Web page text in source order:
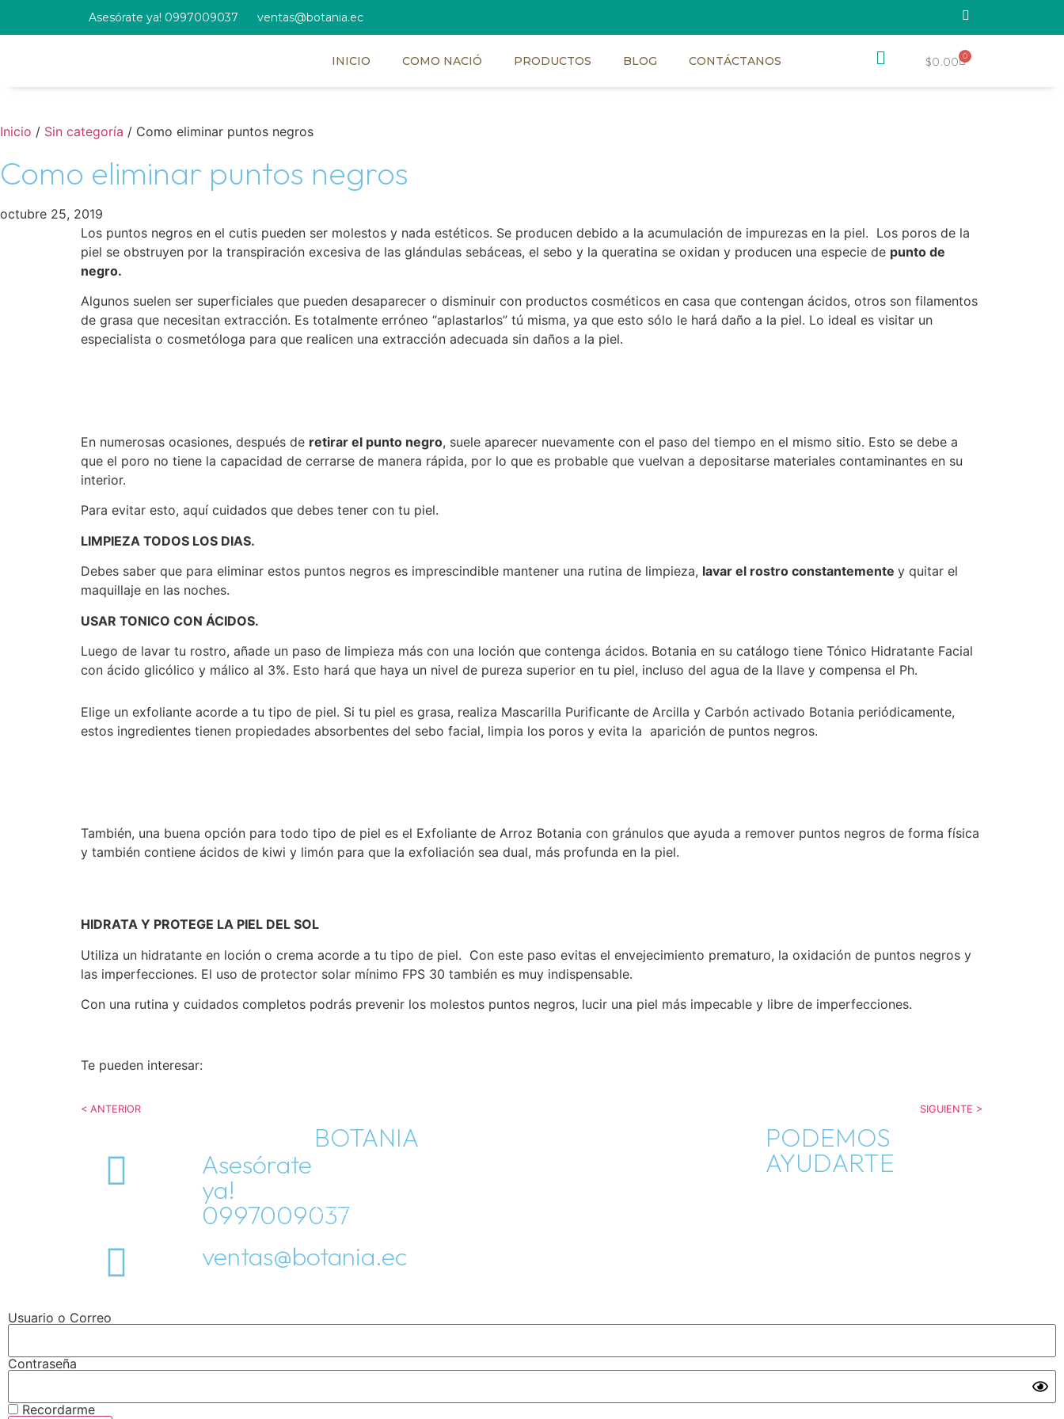
Asesórate ya! 0997009037 ventas@botania.ec
INICIO COMO NACIÓ PRODUCTOS BLOG CONTÁCTANOS $0.00 0
Inicio / Sin categoría / Como eliminar puntos negros
Como eliminar puntos negros
octubre 25, 2019
Los puntos negros en el cutis pueden ser molestos y nada estéticos. Se producen debido a la acumulación de impurezas en la piel. Los poros de la
piel se obstruyen por la transpiración excesiva de las glándulas sebáceas, el sebo y la queratina se oxidan y producen una especie de punto de
negro.
Algunos suelen ser superficiales que pueden desaparecer o disminuir con productos cosméticos en casa que contengan ácidos, otros son filamentos
de grasa que necesitan extracción. Es totalmente erróneo “aplastarlos” tú misma, ya que esto sólo le hará daño a la piel. Lo ideal es visitar un
especialista o cosmetóloga para que realicen una extracción adecuada sin daños a la piel.
En numerosas ocasiones, después de retirar el punto negro, suele aparecer nuevamente con el paso del tiempo en el mismo sitio. Esto se debe a
que el poro no tiene la capacidad de cerrarse de manera rápida, por lo que es probable que vuelvan a depositarse materiales contaminantes en su
interior.
Para evitar esto, aquí cuidados que debes tener con tu piel.
LIMPIEZA TODOS LOS DIAS.
Debes saber que para eliminar estos puntos negros es imprescindible mantener una rutina de limpieza, lavar el rostro constantemente y quitar el
maquillaje en las noches.
USAR TONICO CON ÁCIDOS.
Luego de lavar tu rostro, añade un paso de limpieza más con una loción que contenga ácidos. Botania en su catálogo tiene Tónico Hidratante Facial
con ácido glicólico y málico al 3%. Esto hará que haya un nivel de pureza superior en tu piel, incluso del agua de la llave y compensa el Ph.
Elige un exfoliante acorde a tu tipo de piel. Si tu piel es grasa, realiza Mascarilla Purificante de Arcilla y Carbón activado Botania periódicamente,
estos ingredientes tienen propiedades absorbentes del sebo facial, limpia los poros y evita la aparición de puntos negros.
También, una buena opción para todo tipo de piel es el Exfoliante de Arroz Botania con gránulos que ayuda a remover puntos negros de forma física
y también contiene ácidos de kiwi y limón para que la exfoliación sea dual, más profunda en la piel.
HIDRATA Y PROTEGE LA PIEL DEL SOL
Utiliza un hidratante en loción o crema acorde a tu tipo de piel. Con este paso evitas el envejecimiento prematuro, la oxidación de puntos negros y
las imperfecciones. El uso de protector solar mínimo FPS 30 también es muy indispensable.
Con una rutina y cuidados completos podrás prevenir los molestos puntos negros, lucir una piel más impecable y libre de imperfecciones.
Te pueden interesar:
< ANTERIOR SIGUIENTE >
Asesórate
ya!
0997009037
ventas@botania.ec
BOTANIA
Como nació
Tienda
PODEMOS
AYUDARTE
Usuario o Correo
Contraseña
Recordarme